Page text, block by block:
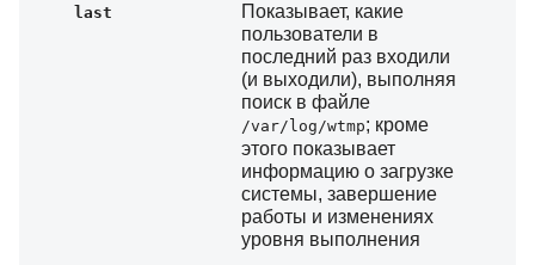
last
Показывает, какие
пользователи в
последний раз входили
(и выходили), выполняя
поиск в файле
/var/log/wtmp; кроме
этого показывает
информацию о загрузке
системы, завершение
работы и изменениях
уровня выполнения